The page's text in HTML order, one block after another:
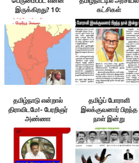
இருக்கிறது? 10:
தமிழ்மொழியைத்
தாய்நிலத்தில் வாழ
விடவில்லையே! :
இலக்குவனார்திருவள்ளுவன்
கட்சிகள்
தமிழ்நாடு என்றால்
திராவிடமே!- பேரறிஞர்
அண்ணா
தமிழ்ப் போராளி
இலக்குவனார் பிறந்த
நாள் இன்று
(17.11.1910),
விடுதலை